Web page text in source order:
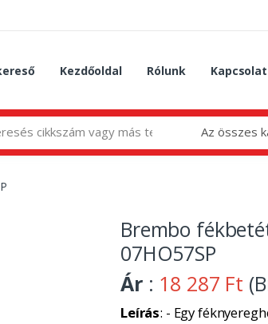
Kezdőoldal Rólunk Kapcsolat
Az összes
Brembo
07HO57SP
Ár : 18 287 Ft
Leírás: - Egy